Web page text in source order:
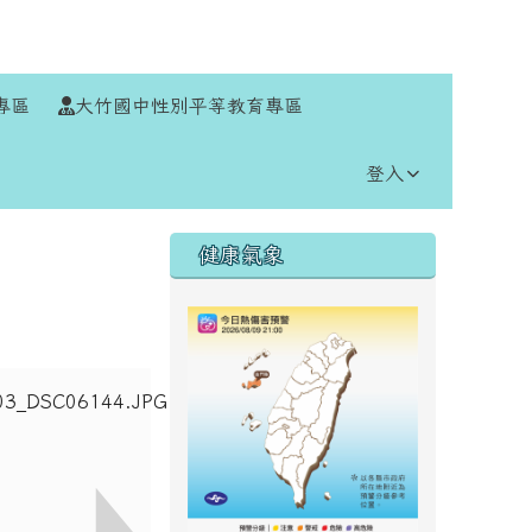
區 大竹國中性別平等教育專區
登入
右邊區域內容
健康氣象